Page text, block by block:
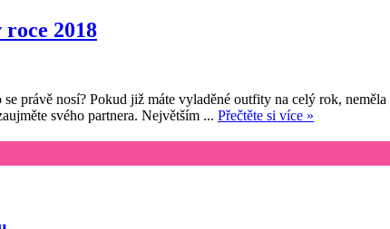
2018
právě nosí? Pokud již máte vyladěné outfity na celý rok,
svého partnera. Největším ... Přečtěte si více »